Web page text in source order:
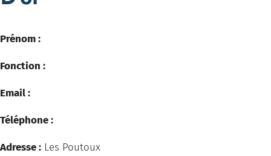
Prénom :
Fonction :
Email :
Téléphone :
Adresse : Les Poutoux